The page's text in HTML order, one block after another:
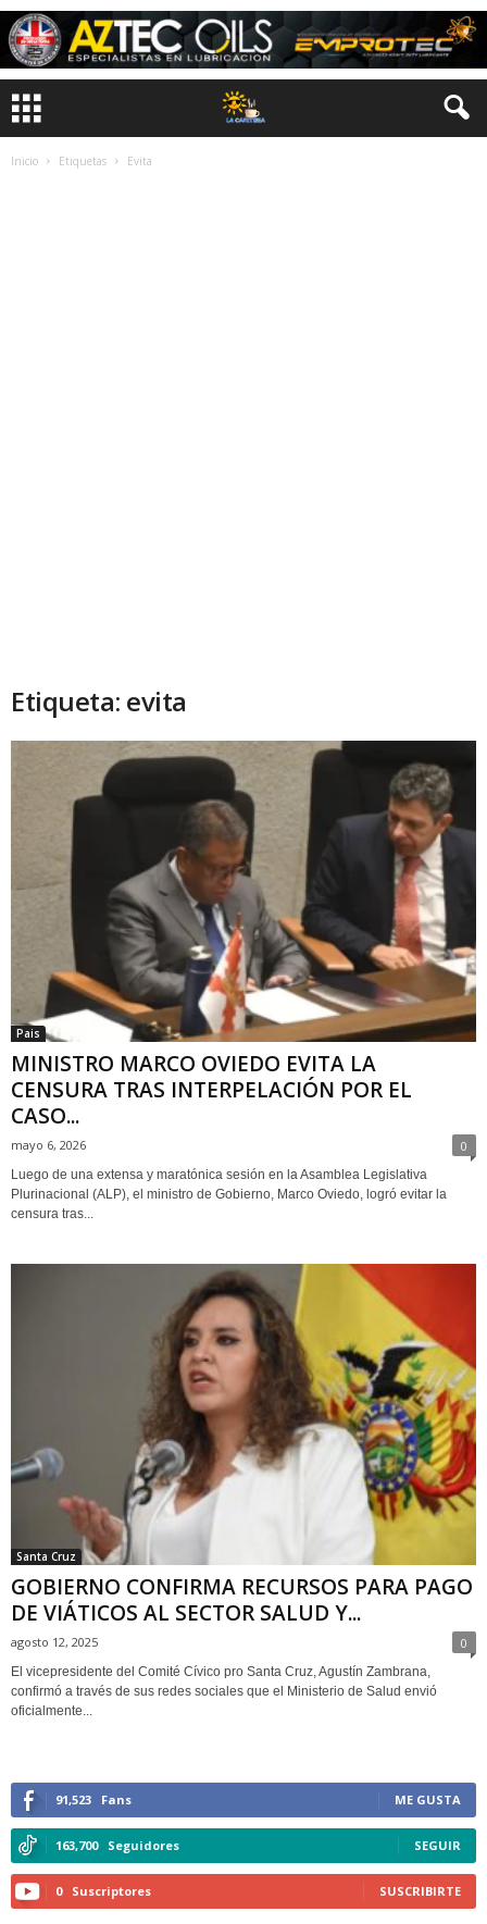
Inicio Etiquetas Evita
Etiqueta: evita
Pais
MINISTRO MARCO OVIEDO EVITA LA
CENSURA TRAS INTERPELACIÓN POR EL
CASO...
mayo 6, 2026 0
Luego de una extensa y maratónica sesión en la Asamblea Legislativa
Plurinacional (ALP), el ministro de Gobierno, Marco Oviedo, logró evitar la
censura tras...
Santa Cruz
GOBIERNO CONFIRMA RECURSOS PARA PAGO
DE VIÁTICOS AL SECTOR SALUD Y...
agosto 12, 2025 0
El vicepresidente del Comité Cívico pro Santa Cruz, Agustín Zambrana,
confirmó a través de sus redes sociales que el Ministerio de Salud envió
oficialmente...
91,523 Fans ME GUSTA
163,700 Seguidores SEGUIR
0 Suscriptores SUSCRIBIRTE